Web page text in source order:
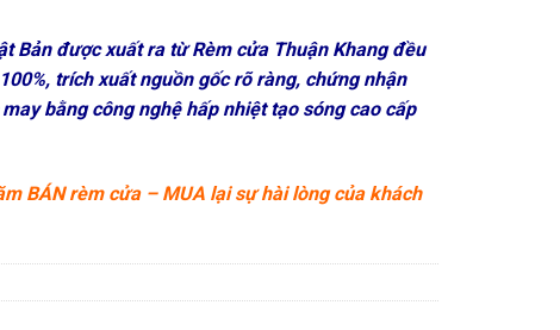
Bản được xuất ra từ Rèm cửa Thuận Khang đều
trích xuất nguồn gốc rõ ràng, chứng nhận
bằng công nghệ hấp nhiệt tạo sóng cao cấp
BÁN rèm cửa – MUA lại sự hài lòng của khách